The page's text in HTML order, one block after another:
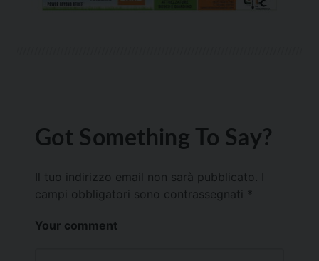
Got Something To Say?
Il tuo indirizzo email non sarà pubblicato.
campi obbligatori sono contrassegnati *
Your comment